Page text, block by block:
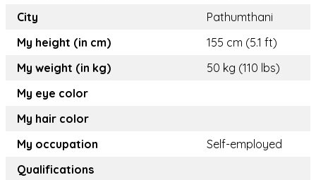
City
Pathumthani
My height (in cm)
155 cm (5.1 ft)
My weight (in kg)
50 kg (110 lbs)
My eye color
My hair color
My occupation
Self-employed
Qualifications